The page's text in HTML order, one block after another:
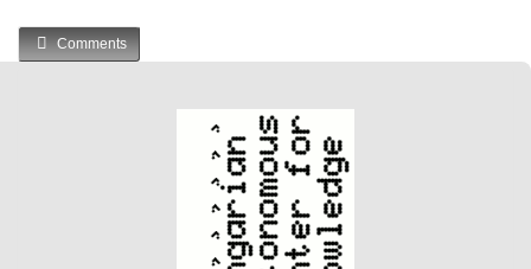
Comments